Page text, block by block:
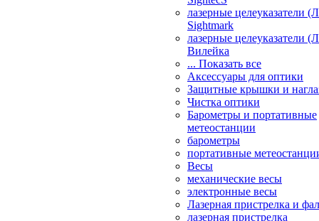
лазерные целеуказатели
Sightmark
лазерные целеуказатели
Вилейка
... Показать все
Аксессуары для оптики
Защитные крышки и
Чистка оптики
Барометры и портативные
метеостанции
барометры
портативные
Весы
механические весы
электронные весы
Лазерная пристрелка и
лазерная пристрелка